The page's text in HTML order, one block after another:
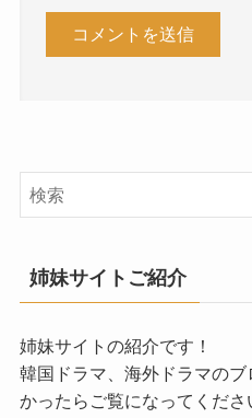
姉妹サイトご紹介
姉妹サイトの紹介です！
韓国ドラマ、海外ドラマの
かったらご覧になってくださ